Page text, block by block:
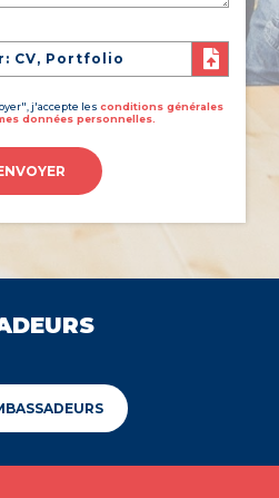
CV, Portfolio
j'accepte les conditions générales
données personnelles.